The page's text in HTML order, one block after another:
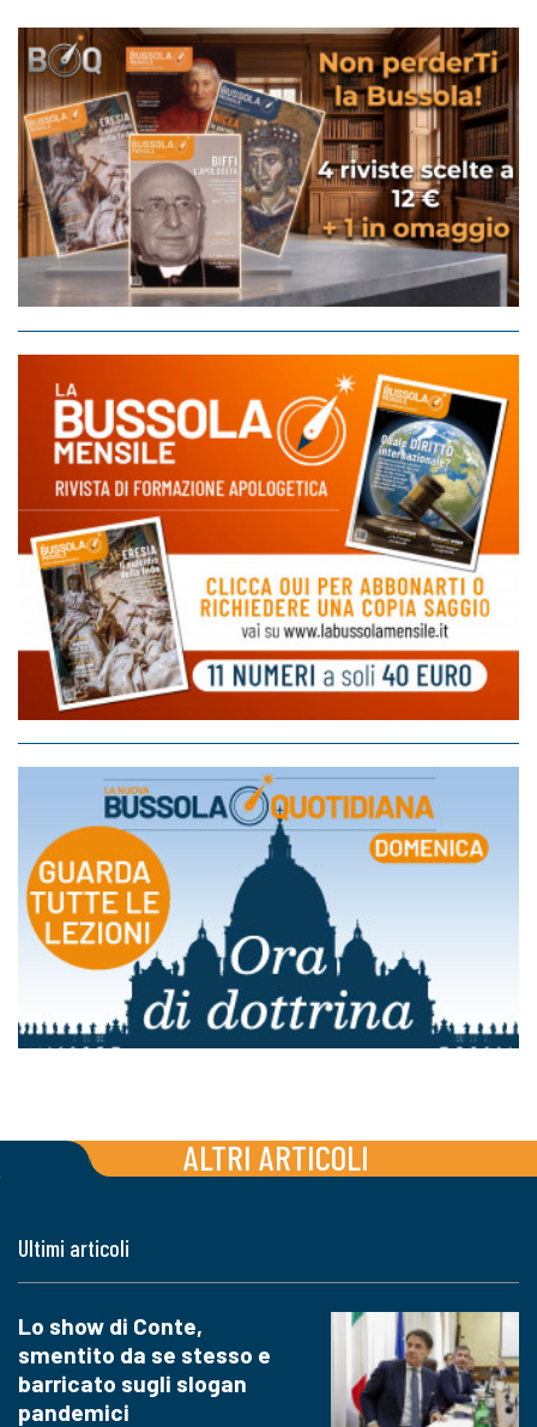
ALTRI ARTICOLI
Ultimi articoli
Lo show di Conte,
smentito da se stesso e
barricato sugli slogan
pandemici